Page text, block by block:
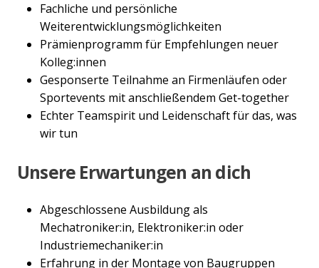
Fachliche und persönliche
Weiterentwicklungsmöglichkeiten
Prämienprogramm für Empfehlungen neuer
Kolleg:innen
Gesponserte Teilnahme an Firmenläufen oder
Sportevents mit anschließendem Get-together
Echter Teamspirit und Leidenschaft für das, was
wir tun
Unsere Erwartungen an dich
Abgeschlossene Ausbildung als
Mechatroniker:in, Elektroniker:in oder
Industriemechaniker:in
Erfahrung in der Montage von Baugruppen